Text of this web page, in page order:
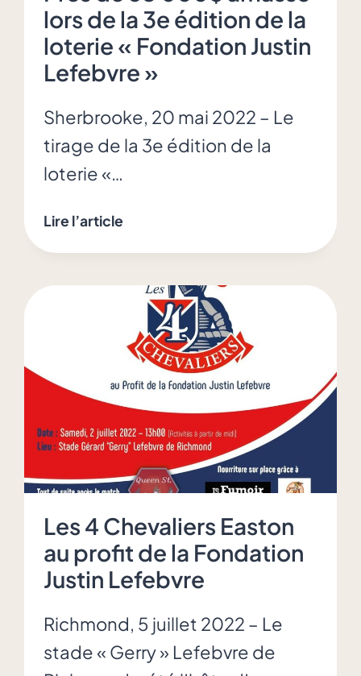
lors de la 3e édition de la
loterie « Fondation Justin
Lefebvre »
Sherbrooke, 20 mai 2022 – Le
tirage de la 3e édition de la
loterie «…
Lire l’article
000$
amassé
lors
de
édition
de
loterie
Justin
Lefebvre »
Les 4 Chevaliers Easton
au profit de la Fondation
Justin Lefebvre
Richmond, 5 juillet 2022 – Le
stade « Gerry » Lefebvre de